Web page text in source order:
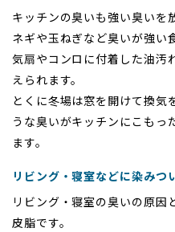
キッチンの臭いも強い臭いを
ネギや玉ねぎなど臭いが強い
気扇やコンロに付着した油汚
えられます。
とくに冬場は窓を開けて換気
うな臭いがキッチンにこもっ
ます。
リビング・寝室などに染みつ
リビング・寝室の臭いの原因
皮脂です。